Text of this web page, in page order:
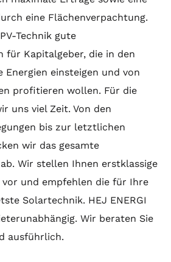
eine Flächenverpachtung.
Technik gute
für Kapitalgeber, die in den
Energien einsteigen und von
profitieren wollen. Für die
uns viel Zeit. Von den
bis zur letztlichen
wir das gesamte
Wir stellen Ihnen erstklassige
und empfehlen die für Ihre
Solartechnik. HEJ ENERGI
Wir beraten Sie
ausführlich.